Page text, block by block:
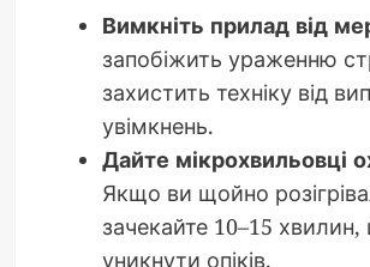
Вимкніть прилад від
запобіжить ураженню
захистить техніку від
увімкнень.
Дайте мікрохвильовці
Якщо ви щойно
зачекайте 10–15
уникнути опіків.